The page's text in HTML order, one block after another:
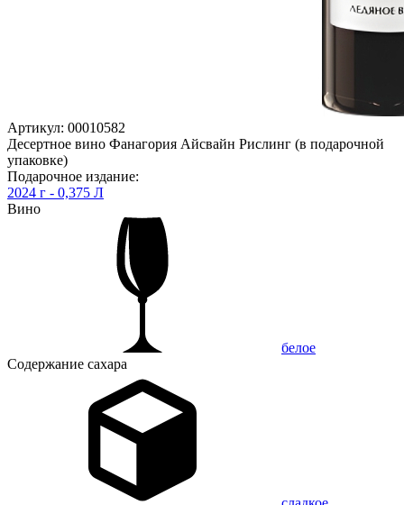
Артикул: 00010582
Десертное вино Фанагория Айсвайн Рислинг (в подарочной
упаковке)
Подарочное издание:
2024 г - 0,375 Л
Вино
белое
Содержание сахара